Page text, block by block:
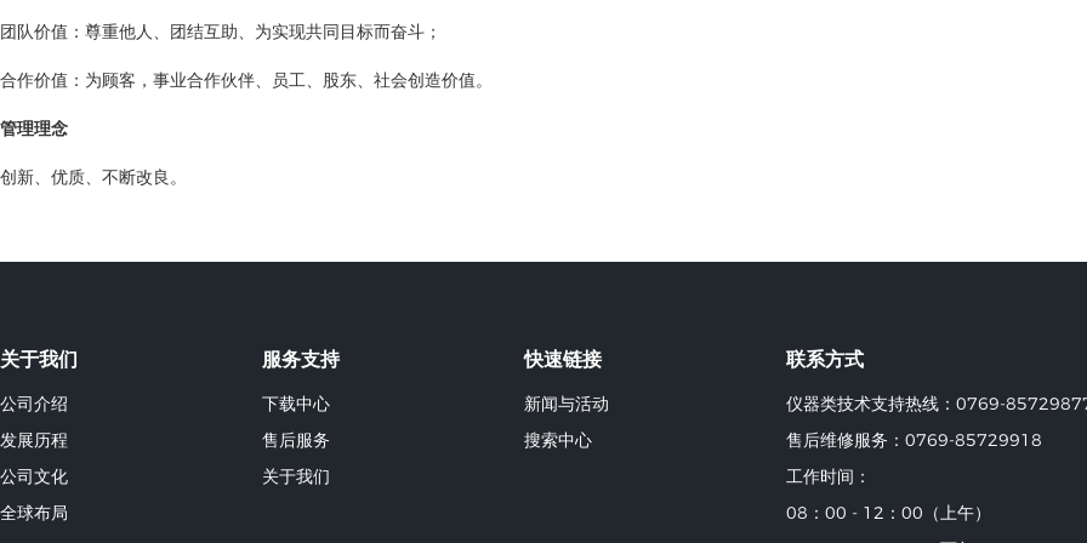
团队价值：尊重他人、团结互助、为实现共同目标而奋斗；
合作价值：为顾客，事业合作伙伴、员工、股东、社会创造价值。
管理理念
创新、优质、不断改良。
关于我们
公司介绍
发展历程
公司文化
全球布局
服务支持
下载中心
售后服务
关于我们
快速链接
新闻与活动
搜索中心
联系方式
仪器类技术支持热线：0769-
售后维修服务：0769-85729918
工作时间：
08：00 - 12：00（上午）